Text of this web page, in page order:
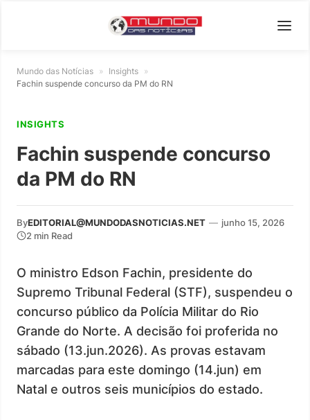
Mundo das Notícias » Insights »
Fachin suspende concurso da PM do RN
INSIGHTS
Fachin suspende concurso
da PM do RN
ByEDITORIAL@MUNDODASNOTICIAS.NET — junho 15, 2026
2 min Read
O ministro Edson Fachin, presidente do
Supremo Tribunal Federal (STF), suspendeu o
concurso público da Polícia Militar do Rio
Grande do Norte. A decisão foi proferida no
sábado (13.jun.2026). As provas estavam
marcadas para este domingo (14.jun) em
Natal e outros seis municípios do estado.